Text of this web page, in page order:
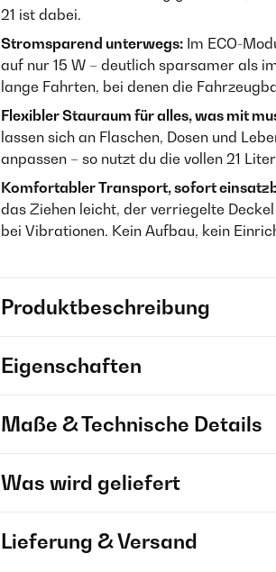
21 ist dabei.
Stromsparend unterwegs: Im ECO-
auf nur 15 W – deutlich sparsamer als
lange Fahrten, bei denen die
Flexibler Stauraum für alles, was mit
lassen sich an Flaschen, Dosen und
anpassen – so nutzt du die vollen 21
Komfortabler Transport, sofort
das Ziehen leicht, der verriegelte
bei Vibrationen. Kein Aufbau, kein
Produktbeschreibung
Eigenschaften
Maße & Technische Details
Was wird geliefert
Lieferung & Versand